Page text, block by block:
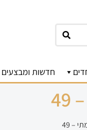
חיפוש
חדשות ומבצעים
– 49